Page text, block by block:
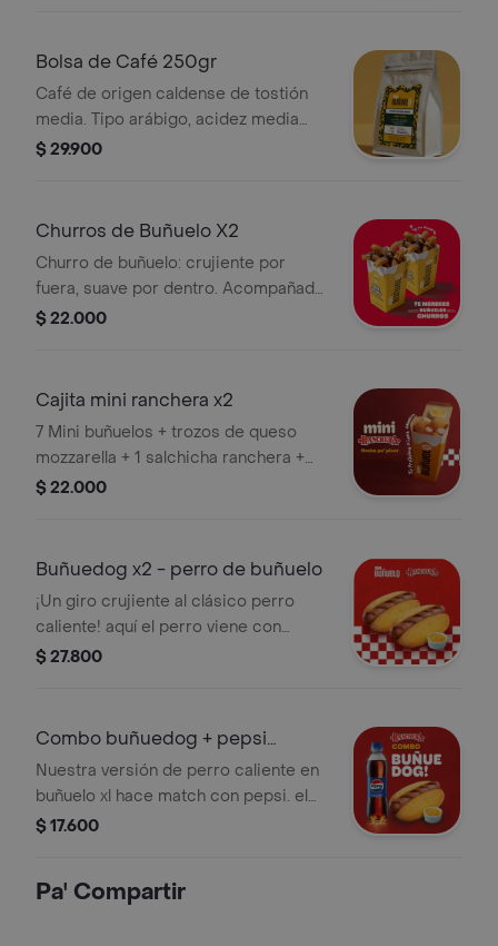
Bolsa de Café 250gr
Café de origen caldense de tostión
media. Tipo arábigo, acidez media
con notas de limón, panela y miel.
$ 29.900
Churros de Buñuelo X2
Churro de buñuelo: crujiente por
fuera, suave por dentro. Acompañado
con topping de chantilly y bañado en
$ 22.000
Cajita mini ranchera x2
7 Mini buñuelos + trozos de queso
mozzarella + 1 salchicha ranchera +
salsa de piña. inspirada en nuestro
salado y crocante
$ 22.000
Buñuedog x2 - perro de buñuelo
¡Un giro crujiente al clásico perro
caliente! aquí el perro viene con
buñuelo xl . 2 buñuedogs con
irresistible
$ 27.800
Combo buñuedog + pepsi
400ml
Nuestra versión de perro caliente en
buñuelo xl hace match con pepsi. el
combo pa que no te coja el antojo mal
$ 17.600
Pa' Compartir